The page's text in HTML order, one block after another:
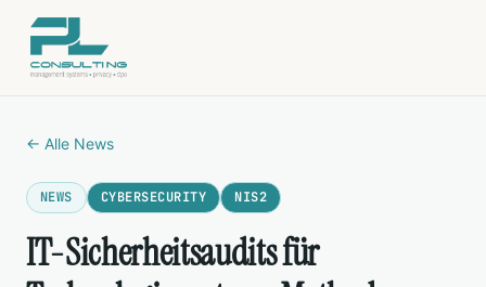
← Alle News
NEWS CYBERSECURITY NIS2
IT-Sicherheitsaudits für